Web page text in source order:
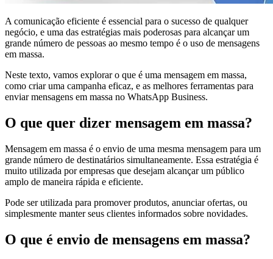
A comunicação eficiente é essencial para o sucesso de qualquer
negócio, e uma das estratégias mais poderosas para alcançar um
grande número de pessoas ao mesmo tempo é o uso de mensagens
em massa.
Neste texto, vamos explorar o que é uma mensagem em massa,
como criar uma campanha eficaz, e as melhores ferramentas para
enviar mensagens em massa no WhatsApp Business.
O que quer dizer mensagem em massa?
Mensagem em massa é o envio de uma mesma mensagem para um
grande número de destinatários simultaneamente. Essa estratégia é
muito utilizada por empresas que desejam alcançar um público
amplo de maneira rápida e eficiente.
Pode ser utilizada para promover produtos, anunciar ofertas, ou
simplesmente manter seus clientes informados sobre novidades.
O que é envio de mensagens em massa?